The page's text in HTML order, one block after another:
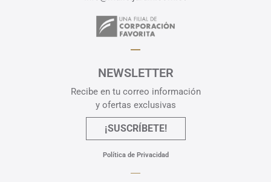
NEWSLETTER
Recibe en tu correo información
y ofertas exclusivas
¡SUSCRÍBETE!
Política de Privacidad